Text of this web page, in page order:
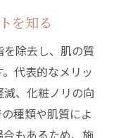
を知る
除去し、肌の質
代表的なメリッ
、化粧ノリの向
種類や肌質によ
もあるため、施